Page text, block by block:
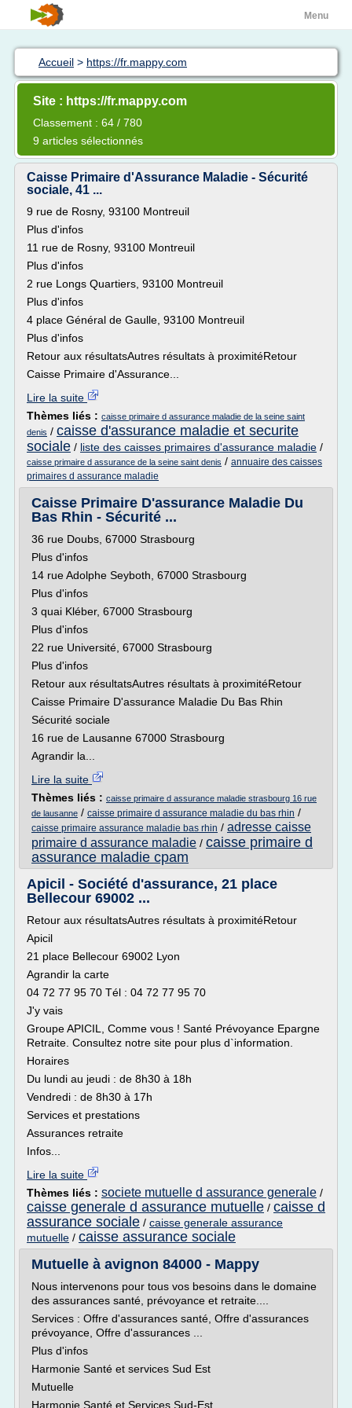
Menu
Accueil > https://fr.mappy.com
Site : https://fr.mappy.com
Classement : 64 / 780
9 articles sélectionnés
Caisse Primaire d'Assurance Maladie - Sécurité
sociale, 41 ...
9 rue de Rosny, 93100 Montreuil
Plus d'infos
11 rue de Rosny, 93100 Montreuil
Plus d'infos
2 rue Longs Quartiers, 93100 Montreuil
Plus d'infos
4 place Général de Gaulle, 93100 Montreuil
Plus d'infos
Retour aux résultatsAutres résultats à proximitéRetour
Caisse Primaire d'Assurance...
Lire la suite
Thèmes liés : caisse primaire d assurance maladie de la seine saint
denis / caisse d'assurance maladie et securite
sociale / liste des caisses primaires d'assurance maladie /
caisse primaire d assurance de la seine saint denis / annuaire des caisses
primaires d assurance maladie
Caisse Primaire D'assurance Maladie Du
Bas Rhin - Sécurité ...
36 rue Doubs, 67000 Strasbourg
Plus d'infos
14 rue Adolphe Seyboth, 67000 Strasbourg
Plus d'infos
3 quai Kléber, 67000 Strasbourg
Plus d'infos
22 rue Université, 67000 Strasbourg
Plus d'infos
Retour aux résultatsAutres résultats à proximitéRetour
Caisse Primaire D'assurance Maladie Du Bas Rhin
Sécurité sociale
16 rue de Lausanne 67000 Strasbourg
Agrandir la...
Lire la suite
Thèmes liés : caisse primaire d assurance maladie strasbourg 16 rue
de lausanne / caisse primaire d assurance maladie du bas rhin /
caisse primaire assurance maladie bas rhin / adresse caisse
primaire d assurance maladie / caisse primaire d
assurance maladie cpam
Apicil - Société d'assurance, 21 place
Bellecour 69002 ...
Retour aux résultatsAutres résultats à proximitéRetour
Apicil
21 place Bellecour 69002 Lyon
Agrandir la carte
04 72 77 95 70 Tél : 04 72 77 95 70
J'y vais
Groupe APICIL, Comme vous ! Santé Prévoyance Epargne
Retraite. Consultez notre site pour plus d`information.
Horaires
Du lundi au jeudi : de 8h30 à 18h
Vendredi : de 8h30 à 17h
Services et prestations
Assurances retraite
Infos...
Lire la suite
Thèmes liés : societe mutuelle d assurance generale /
caisse generale d assurance mutuelle / caisse d
assurance sociale / caisse generale assurance
mutuelle / caisse assurance sociale
Mutuelle à avignon 84000 - Mappy
Nous intervenons pour tous vos besoins dans le domaine
des assurances santé, prévoyance et retraite....
Services : Offre d'assurances santé, Offre d'assurances
prévoyance, Offre d'assurances ...
Plus d'infos
Harmonie Santé et services Sud Est
Mutuelle
Harmonie Santé et Services Sud-Est...